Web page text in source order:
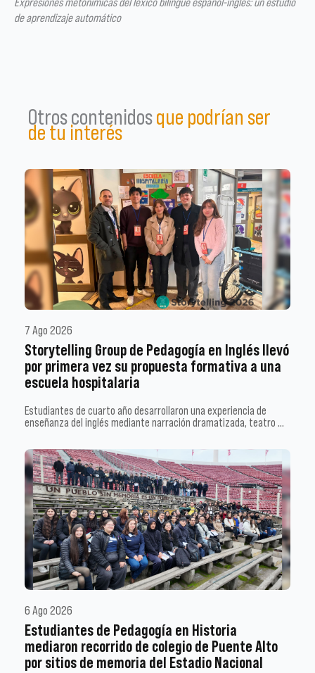
de aprendizaje automático
Otros contenidosque podrían ser
de tu interés
7 Ago 2026
Storytelling Group de Pedagogía en Inglés llevó
por primera vez su propuesta formativa a una
escuela hospitalaria
Estudiantes de cuarto año desarrollaron una experiencia de
enseñanza del inglés mediante narración dramatizada, teatro …
6 Ago 2026
Estudiantes de Pedagogía en Historia
mediaron recorrido de colegio de Puente Alto
por sitios de memoria del Estadio Nacional